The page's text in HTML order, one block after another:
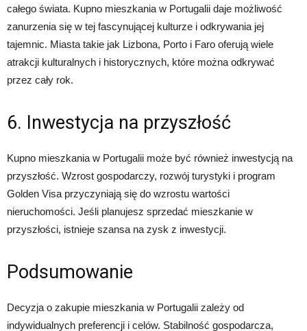
całego świata. Kupno mieszkania w Portugalii daje możliwość
zanurzenia się w tej fascynującej kulturze i odkrywania jej
tajemnic. Miasta takie jak Lizbona, Porto i Faro oferują wiele
atrakcji kulturalnych i historycznych, które można odkrywać
przez cały rok.
6. Inwestycja na przyszłość
Kupno mieszkania w Portugalii może być również inwestycją na
przyszłość. Wzrost gospodarczy, rozwój turystyki i program
Golden Visa przyczyniają się do wzrostu wartości
nieruchomości. Jeśli planujesz sprzedać mieszkanie w
przyszłości, istnieje szansa na zysk z inwestycji.
Podsumowanie
Decyzja o zakupie mieszkania w Portugalii zależy od
indywidualnych preferencji i celów. Stabilność gospodarcza,